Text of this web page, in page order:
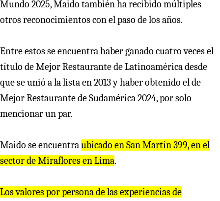
Mundo 2025, Maido también ha recibido múltiples
otros reconocimientos con el paso de los años.
Entre estos se encuentra haber ganado cuatro veces el
título de Mejor Restaurante de Latinoamérica desde
que se unió a la lista en 2013 y haber obtenido el de
Mejor Restaurante de Sudamérica 2024, por solo
mencionar un par.
Maido se encuentraubicado en San Martín 399, en el
sector de Miraflores en Lima.
Los valores por persona de las experiencias de